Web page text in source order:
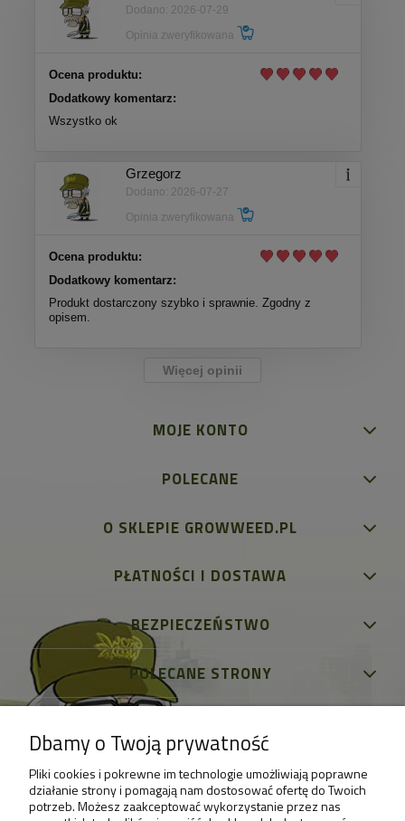
Dodano: 2026-07-29
Opinia zweryfikowana
Ocena produktu:
Dodatkowy komentarz:
Wszystko ok
Grzegorz
Dodano: 2026-07-27
Opinia zweryfikowana
Ocena produktu:
Dodatkowy komentarz:
Produkt dostarczony szybko i sprawnie. Zgodny z
opisem.
Więcej opinii
MOJE KONTO
POLECANE
O SKLEPIE GROWWEED.PL
PŁATNOŚCI I DOSTAWA
BEZPIECZEŃSTWO
POLECANE STRONY
Dbamy o Twoją prywatność
Pliki cookies i pokrewne im technologie umożliwiają poprawne
działanie strony i pomagają nam dostosować ofertę do Twoich
potrzeb. Możesz zaakceptować wykorzystanie przez nas